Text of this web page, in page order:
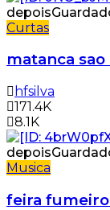
depois
Curtas
matanca
hfsilva
171.4K
8.1K
depois
Musica
feira